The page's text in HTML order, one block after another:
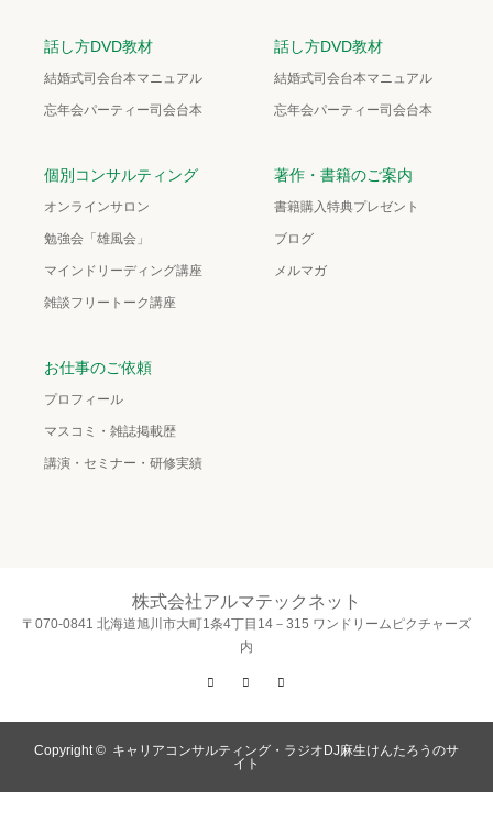
話し方DVD教材
結婚式司会台本マニュアル
忘年会パーティー司会台本
話し方DVD教材
結婚式司会台本マニュアル
忘年会パーティー司会台本
個別コンサルティング
オンラインサロン
勉強会「雄風会」
マインドリーディング講座
雑談フリートーク講座
著作・書籍のご案内
書籍購入特典プレゼント
ブログ
メルマガ
お仕事のご依頼
プロフィール
マスコミ・雑誌掲載歴
講演・セミナー・研修実績
株式会社アルマテックネット
〒070-0841 北海道旭川市大町1条4丁目14－315 ワンドリームピクチャーズ
内
Twitter
Facebook
Copyright © キャリアコンサルティング・ラジオDJ麻生けんたろうのサ
イト